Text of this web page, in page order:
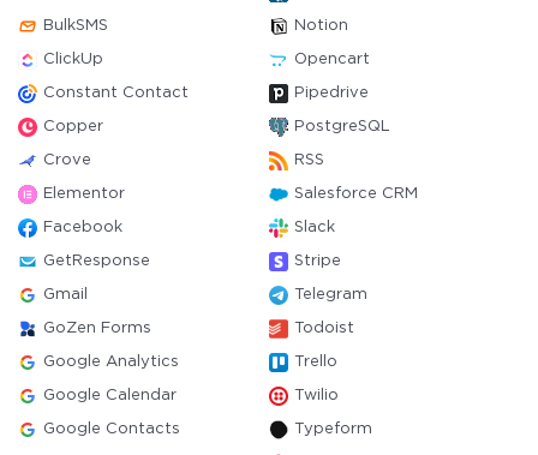
BulkSMS Notion
ClickUp Opencart
Constant Contact Pipedrive
Copper PostgreSQL
Crove RSS
Elementor Salesforce CRM
Facebook Slack
GetResponse Stripe
Gmail Telegram
GoZen Forms Todoist
Google Analytics Trello
Google Calendar Twilio
Google Contacts Typeform